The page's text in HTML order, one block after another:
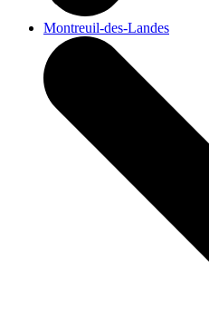
Montreuil-des-Landes